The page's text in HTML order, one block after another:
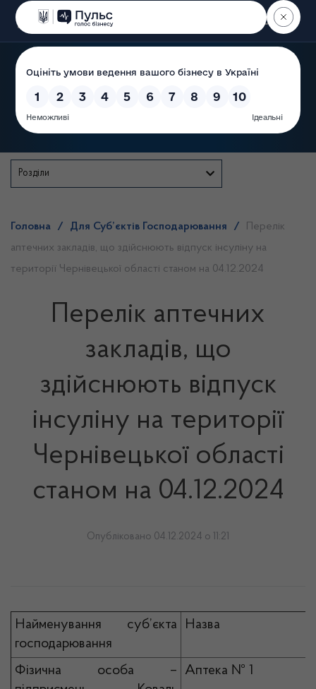
Пошук
Розділи
Головна / Для Суб’єктів Господарювання /
Перелік
аптечних закладів, що здійснюють відпуск інсуліну на
території Чернівецької області станом на 04.12.2024
Перелік аптечних
закладів, що
здійснюють відпуск
інсуліну на території
Чернівецької області
станом на 04.12.2024
Опубліковано 04.12.2024 о 11:21
Найменування суб’єкта
господарювання
Назва
Фізична особа –
Аптека № 1